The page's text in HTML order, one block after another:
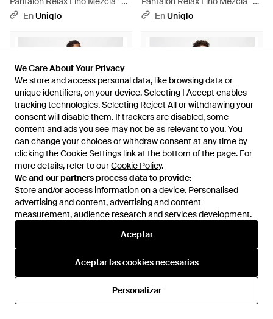
We Care About Your Privacy
We store and access personal data, like browsing data or
unique identifiers, on your device. Selecting I Accept enables
tracking technologies. Selecting Reject All or withdrawing your
consent will disable them. If trackers are disabled, some
content and ads you see may not be as relevant to you. You
can change your choices or withdraw consent at any time by
clicking the Cookie Settings link at the bottom of the page. For
more details, refer to ourCookie Policy.
We and our partners process data to provide:
Store and/or access information on a device. Personalised
advertising and content, advertising and content
measurement, audience research and services development.
Aceptar
Aceptar las cookies necesarias
Personalizar
We Care About Your Privacy
We store and access personal data, like browsing data or
unique identifiers, on your device. Selecting I Accept enables
tracking technologies. Selecting Reject All or withdrawing your
consent will disable them. If trackers are disabled, some
content and ads you see may not be as relevant to you. You
can change your choices or withdraw consent at any time by
clicking the Cookie Settings link at the bottom of the page. For
more details, refer to ourCookie Policy.
We and our partners process data to provide:
Store and/or access information on a device. Personalised
advertising and content, advertising and content
measurement, audience research and services development.
Aceptar
Aceptar las cookies necesarias
Personalizar
Blanco
EnUniqlo
Blanco
EnUniqlo
49,90 €
Uniqlo
Pantalón Relax Lino Mezcla -
49,90 €
Uniqlo
Pantalón Relax Lino Mezcla -
Azul